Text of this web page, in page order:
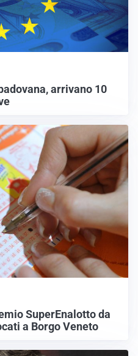
arrivano 10
SuperEnalotto da
a Borgo Veneto